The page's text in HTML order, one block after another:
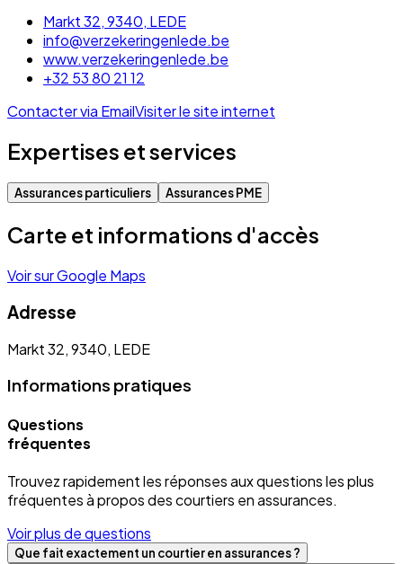
Markt 32, 9340, LEDE
info@verzekeringenlede.be
www.verzekeringenlede.be
+32 53 80 21 12
Contacter via EmailVisiter le site internet
Expertises et services
Assurances particuliers Assurances PME
Carte et informations d'accès
Voir sur Google Maps
Adresse
Markt 32, 9340, LEDE
Informations pratiques
Questions
fréquentes
Trouvez rapidement les réponses aux questions les plus
fréquentes à propos des courtiers en assurances.
Voir plus de questions
Que fait exactement un courtier en assurances ?